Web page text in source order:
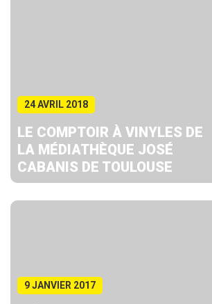
24 AVRIL 2018
LE COMPTOIR À VINYLES DE
LA MÉDIATHÈQUE JOSÉ
CABANIS DE TOULOUSE
9 JANVIER 2017